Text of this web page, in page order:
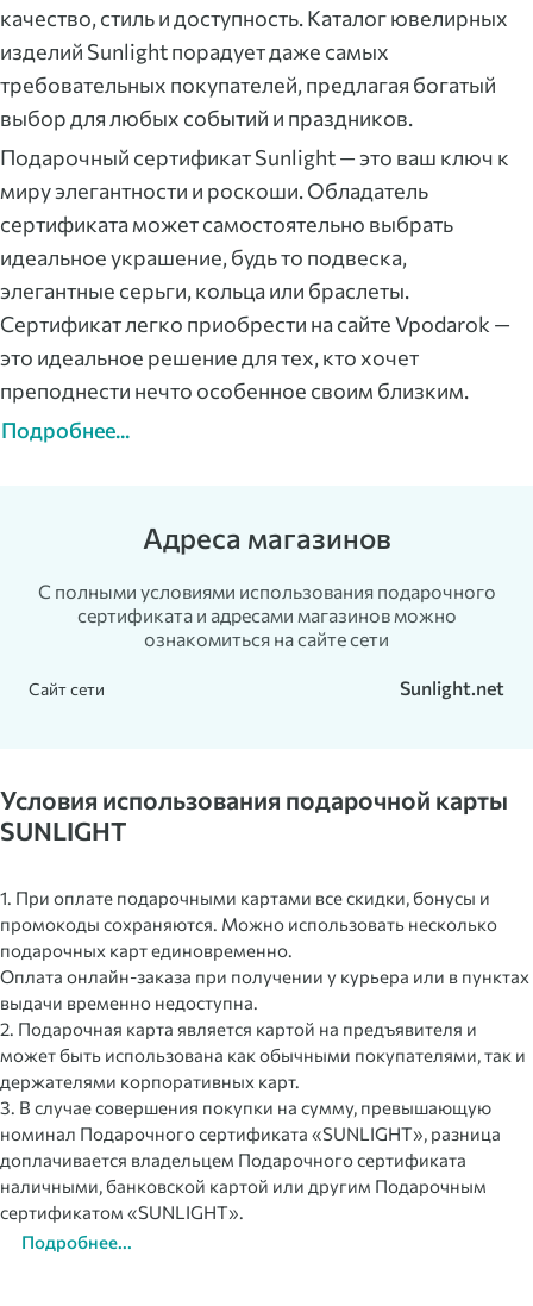
качество, стиль и доступность. Каталог ювелирных
изделий Sunlight порадует даже самых
требовательных покупателей, предлагая богатый
выбор для любых событий и праздников.
Подарочный сертификат Sunlight — это ваш ключ к
миру элегантности и роскоши. Обладатель
сертификата может самостоятельно выбрать
идеальное украшение, будь то подвеска,
элегантные серьги, кольца или браслеты.
Сертификат легко приобрести на сайте Vpodarok —
это идеальное решение для тех, кто хочет
преподнести нечто особенное своим близким.
Подробнее...
Адреса магазинов
С полными условиями использования подарочного
сертификата и адресами магазинов можно
ознакомиться на сайте сети
Сайт сети Sunlight.net
Условия использования подарочной карты
SUNLIGHT
1. При оплате подарочными картами все скидки, бонусы и
промокоды сохраняются. Можно использовать несколько
подарочных карт единовременно.
Оплата онлайн-заказа при получении у курьера или в пунктах
выдачи временно недоступна.
2. Подарочная карта является картой на предъявителя и
может быть использована как обычными покупателями, так и
держателями корпоративных карт.
3. В случае совершения покупки на сумму, превышающую
номинал Подарочного сертификата «SUNLIGHT», разница
доплачивается владельцем Подарочного сертификата
наличными, банковской картой или другим Подарочным
сертификатом «SUNLIGHT».
Подробнее...